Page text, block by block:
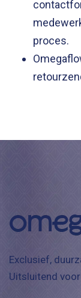
proces.
Exclusief,
Uitsluitend